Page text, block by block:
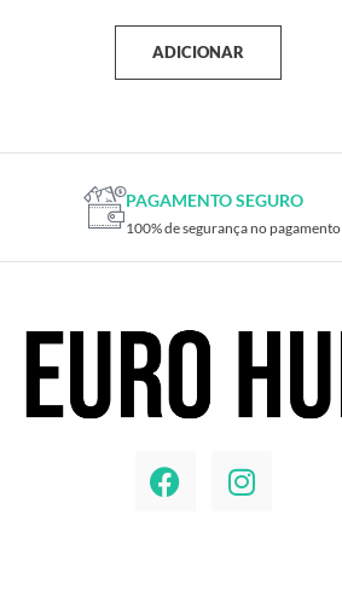
ADICIONAR
PAGAMENTO SEGURO
100% de segurança no pagamento